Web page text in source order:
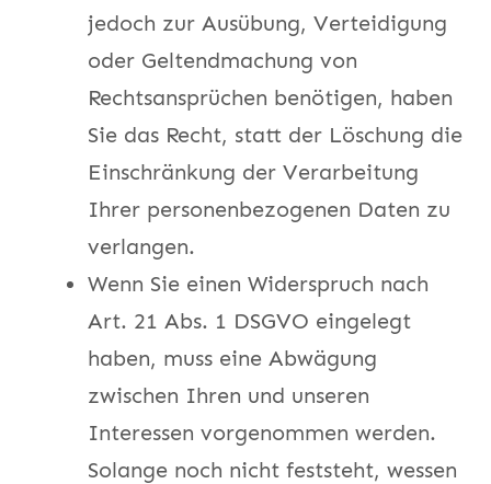
jedoch zur Ausübung, Verteidigung
oder Geltendmachung von
Rechtsansprüchen benötigen, haben
Sie das Recht, statt der Löschung die
Einschränkung der Verarbeitung
Ihrer personenbezogenen Daten zu
verlangen.
Wenn Sie einen Widerspruch nach
Art. 21 Abs. 1 DSGVO eingelegt
haben, muss eine Abwägung
zwischen Ihren und unseren
Interessen vorgenommen werden.
Solange noch nicht feststeht, wessen